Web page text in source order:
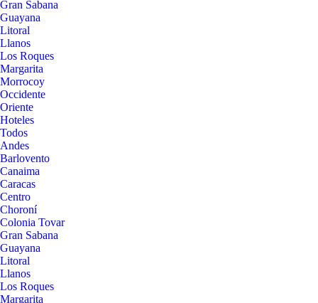
Gran Sabana
Guayana
Litoral
Llanos
Los Roques
Margarita
Morrocoy
Occidente
Oriente
Hoteles
Todos
Andes
Barlovento
Canaima
Caracas
Centro
Choroní
Colonia Tovar
Gran Sabana
Guayana
Litoral
Llanos
Los Roques
Margarita